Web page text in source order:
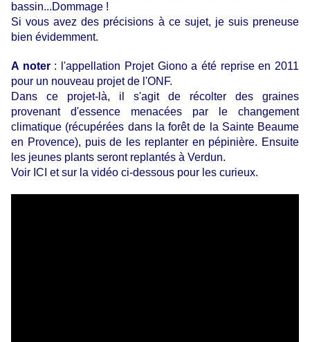
bassin...Dommage !
Si vous avez des précisions à ce sujet, je suis preneuse
bien évidemment.
A noter : l'appellation Projet Giono a été reprise en 2011
pour un nouveau projet de l'ONF.
Dans ce projet-là, il s'agit de récolter des graines
provenant d'essence menacées par le changement
climatique (récupérées dans la forêt de la Sainte Beaume
en Provence), puis de les replanter en pépinière. Ensuite
les jeunes plants seront replantés à Verdun.
Voir ICI et sur la vidéo ci-dessous pour les curieux.